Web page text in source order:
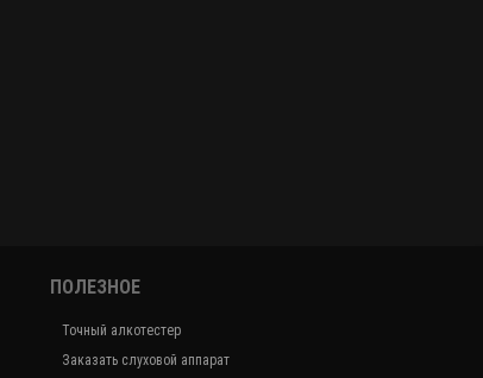
ПОЛЕЗНОЕ
Точный алкотестер
Заказать слуховой аппарат